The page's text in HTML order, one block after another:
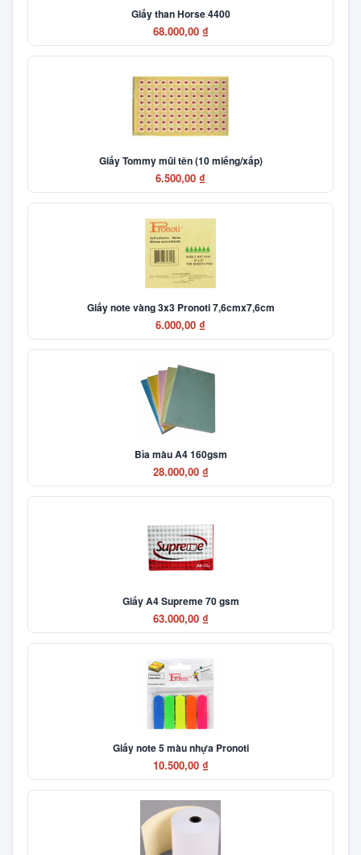
Giấy than Horse 4400
68.000,00 ₫
Giấy Tommy mũi tên (10 miếng/xấp)
6.500,00 ₫
Giấy note vàng 3x3 Pronoti 7,6cmx7,6cm
6.000,00 ₫
Bìa màu A4 160gsm
28.000,00 ₫
Giấy A4 Supreme 70 gsm
63.000,00 ₫
Giấy note 5 màu nhựa Pronoti
10.500,00 ₫